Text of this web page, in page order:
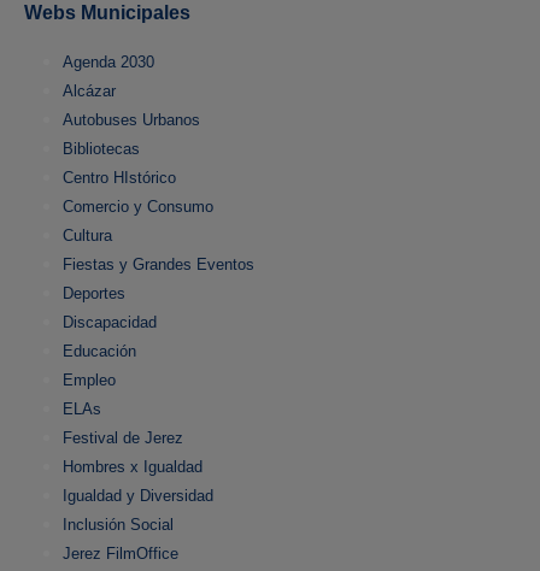
Webs Municipales
Agenda 2030
Alcázar
Autobuses Urbanos
Bibliotecas
Centro HIstórico
Comercio y Consumo
Cultura
Fiestas y Grandes Eventos
Deportes
Discapacidad
Educación
Empleo
ELAs
Festival de Jerez
Hombres x Igualdad
Igualdad y Diversidad
Inclusión Social
Jerez FilmOffice